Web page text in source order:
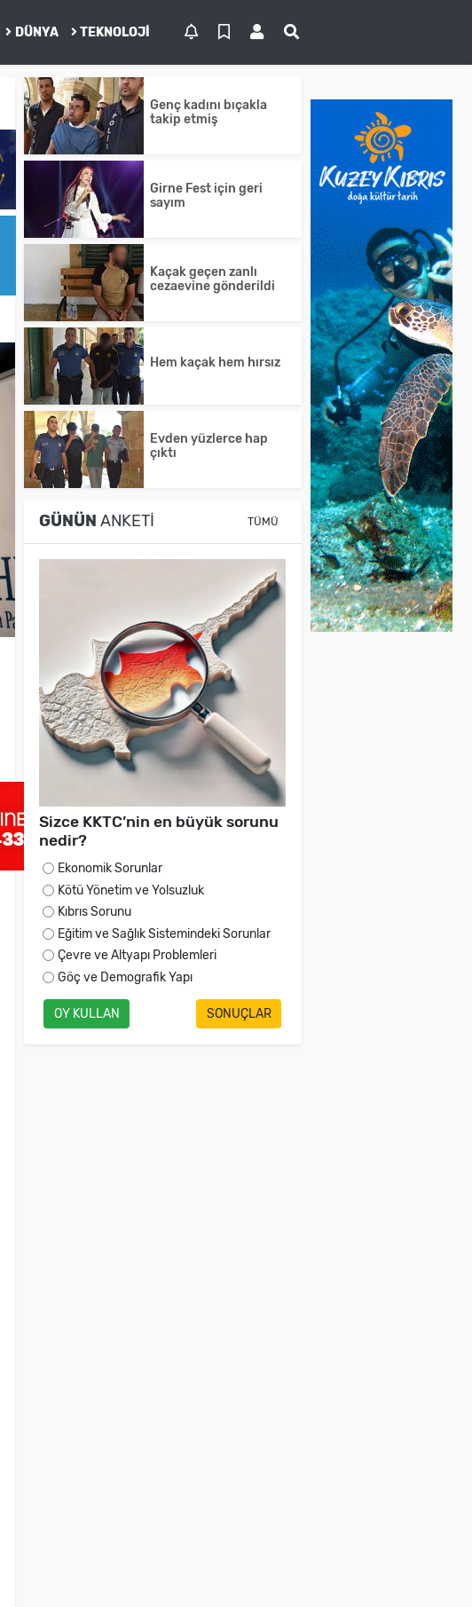
DÜNYA TEKNOLOJI
Genç kadını bıçakla
takip etmiş
Girne Fest için geri
sayım
Kaçak geçen zanlı
cezaevine gönderildi
Hem kaçak hem hırsız
Evden yüzlerce hap
çıktı
GÜNÜN ANKETI TÜMÜ
Sizce KKTC’nin en büyük sorunu
nedir?
Ekonomik Sorunlar
Kötü Yönetim ve Yolsuzluk
Kıbrıs Sorunu
Eğitim ve Sağlık Sistemindeki Sorunlar
Çevre ve Altyapı Problemleri
Göç ve Demografik Yapı
OY KULLAN SONUÇLAR